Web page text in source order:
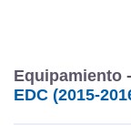
Equipamiento -
EDC (2015-